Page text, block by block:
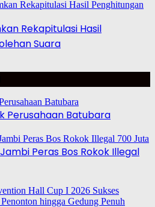
Rekapitulasi Hasil
Suara
Perusahaan Batubara
Peras Bos Rokok Illegal